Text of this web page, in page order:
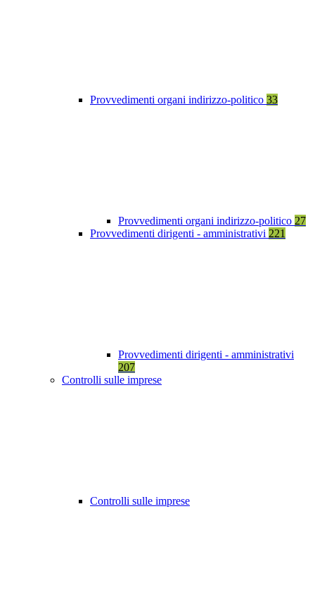
Provvedimenti organi indirizzo-politico 33
Provvedimenti organi indirizzo-politico 27
Provvedimenti dirigenti - amministrativi 221
Provvedimenti dirigenti - amministrativi
207
Controlli sulle imprese
Controlli sulle imprese